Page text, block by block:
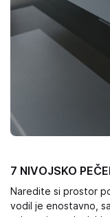
7 NIVOJSKO
Naredite si prostor
vodil je enostavno,